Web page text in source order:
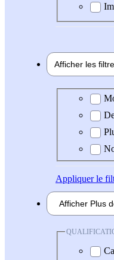
Afficher les
Expérience
Appliquerle
Afficher Plus